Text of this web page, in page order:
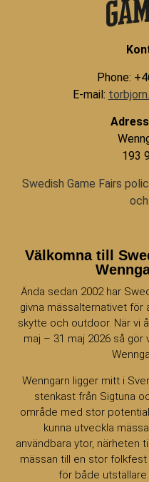
Phone:
E-mail:
193
Swedish Game Fairs
Välkomna till
Ända sedan 2002 har
givna mässalternativet för
skytte och outdoor. När vi
maj – 31 maj 2026 så
Wenngarn ligger mitt i
stenkast från Sigtuna
område med stor
kunna utveckla
användbara ytor, närheten
mässan till en stor
för både